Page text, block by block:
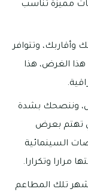
مميزة تناسب
وأقاربك، وتتوافر
هذا الغرض، هذا
وننصحك بشدة
تهتم بعرض
السينمائية
مرارا وتكرارا.
تلك المطاعم